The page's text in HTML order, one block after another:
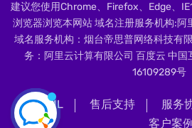
建议您使用Chrome、Firefox、Edge、
浏览器浏览本网站 域名注册服务机构:阿
域名服务机构：烟台帝思普网络科技有
务：阿里云计算有限公司 百度云 中国
16109289号
XML 售后支持 服务
客户案